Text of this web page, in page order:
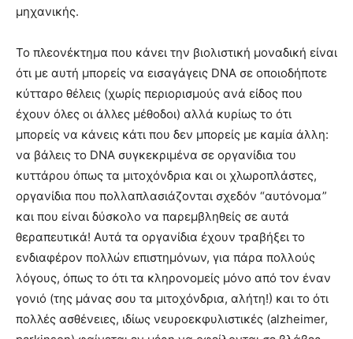
μηχανικής.
Το πλεονέκτημα που κάνει την βιολιστική μοναδική είναι
ότι με αυτή μπορείς να εισαγάγεις DNA σε οποιοδήποτε
κύτταρο θέλεις (χωρίς περιορισμούς ανά είδος που
έχουν όλες οι άλλες μέθοδοι) αλλά κυρίως το ότι
μπορείς να κάνεις κάτι που δεν μπορείς με καμία άλλη:
να βάλεις το DNA συγκεκριμένα σε οργανίδια του
κυττάρου όπως τα μιτοχόνδρια και οι χλωροπλάστες,
οργανίδια που πολλαπλασιάζονται σχεδόν “αυτόνομα”
και που είναι δύσκολο να παρεμβληθείς σε αυτά
θεραπευτικά! Αυτά τα οργανίδια έχουν τραβήξει το
ενδιαφέρον πολλών επιστημόνων, για πάρα πολλούς
λόγους, όπως το ότι τα κληρονομείς μόνο από τον έναν
γονιό (της μάνας σου τα μιτοχόνδρια, αλήτη!) και το ότι
πολλές ασθένειες, ιδίως νευροεκφυλιστικές (alzheimer,